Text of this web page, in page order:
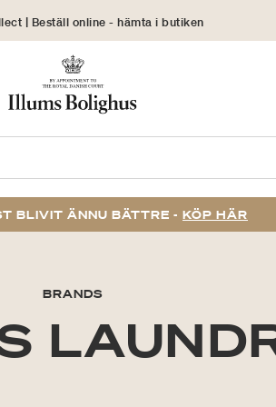
| Beställ online - hämta i butiken
30 dagars returrätt
BLIVIT ÄNNU BÄTTRE - KÖP HÄR
BRANDS